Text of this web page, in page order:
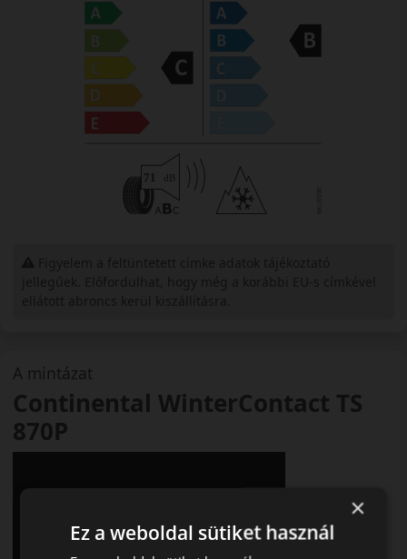
A mintázat
Continental WinterContact TS
870P
×
Ez a weboldal sütiket használ